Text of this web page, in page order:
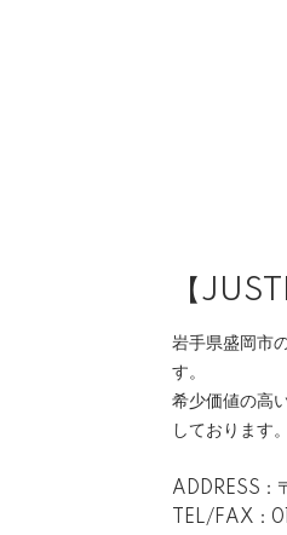
【
岩手県盛岡市
す。
希少価値の高
しております。
ADDRESS
TEL/FAX：